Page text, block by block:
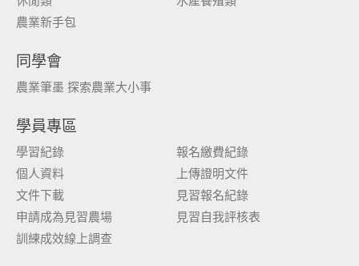
農業新手包
同學會
農業筆墨 探索農業大小事
學員專區
學習紀錄
報名繳費紀錄
個人資料
上傳證明文件
文件下載
見習報名紀錄
申請成為見習農場
見習自我評核表
訓練成效線上調查